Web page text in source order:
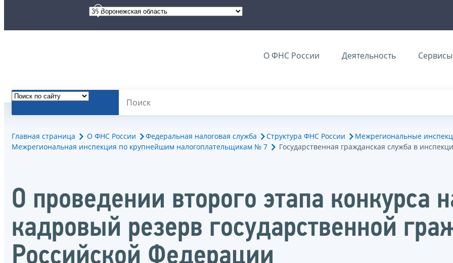
О ФНС России Деятельность Сервисы
Главная страница О ФНС России Федеральная налоговая служба Структура ФНС России
Межрегиональные
Межрегиональная инспекция по крупнейшим налогоплательщикам № 7
Государственная гражданская служба в
О проведении второго этапа конкурса
кадровый резерв государственной
Российской Федерации